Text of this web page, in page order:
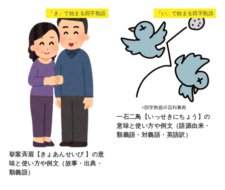
「き」で始まる四字熟語
挙案斉眉【きょあんせいび 】の意
味と使い方や例文（故事・出典・
類義語）
「い」で始まる四字熟語
一石二鳥【いっせきにちょう】の
意味と使い方や例文（語源由来・
類義語・対義語・英語訳）